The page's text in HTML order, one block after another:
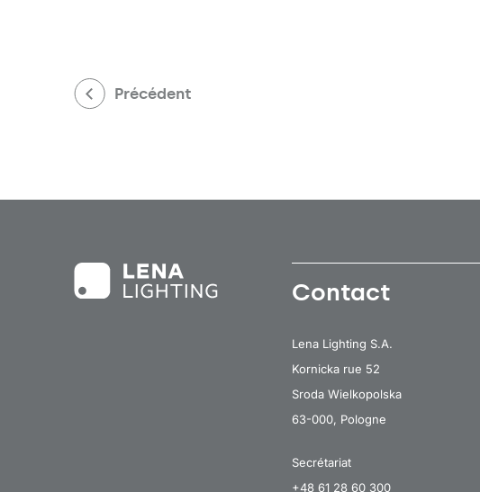
Précédent
Contact
Lena Lighting S.A.
Kornicka rue 52
Sroda Wielkopolska
63-000, Pologne
Secrétariat
+48 61 28 60 300